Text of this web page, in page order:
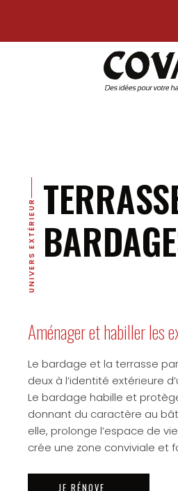
UNIVERS EXTÉRIEUR
Aménager et habiller les
Le bardage et la terrasse
deux à l’identité extérieure
Le bardage habille et
donnant du caractère au
elle, prolonge l’espace de
crée une zone conviviale et
JE RÉNOVE